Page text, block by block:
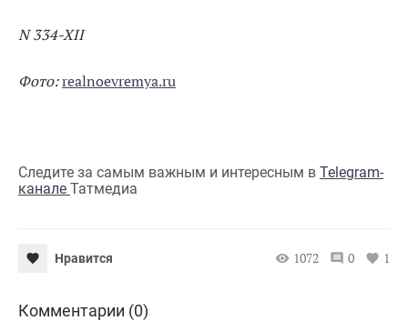
N 334-XII
Фото:realnoevremya.ru
Следите за самым важным и интересным в Telegram-
канале Татмедиа
Нравится 1072 0 1
Комментарии (0)